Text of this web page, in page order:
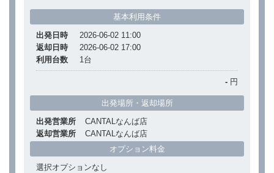
基本利用条件
出発日時
2026-06-02 11:00
返却日時
2026-06-02 17:00
利用台数
1台
- 円
出発場所・返却場所
出発営業所
CANTALなんば店
返却営業所
CANTALなんば店
オプション料金
選択オプションなし